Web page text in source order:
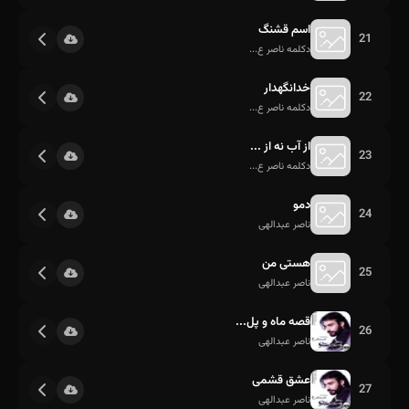
21 اسم قشنگ
دکلمه ناصر ع...
22 خدانگهدار
دکلمه ناصر ع...
23 از آب نه از ...
دکلمه ناصر ع...
24 دمو
ناصر عبدالهی
25 هستی من
ناصر عبدالهی
26 قصه ماه و پل...
ناصر عبدالهی
27 عشق قشمی
ناصر عبدالهی